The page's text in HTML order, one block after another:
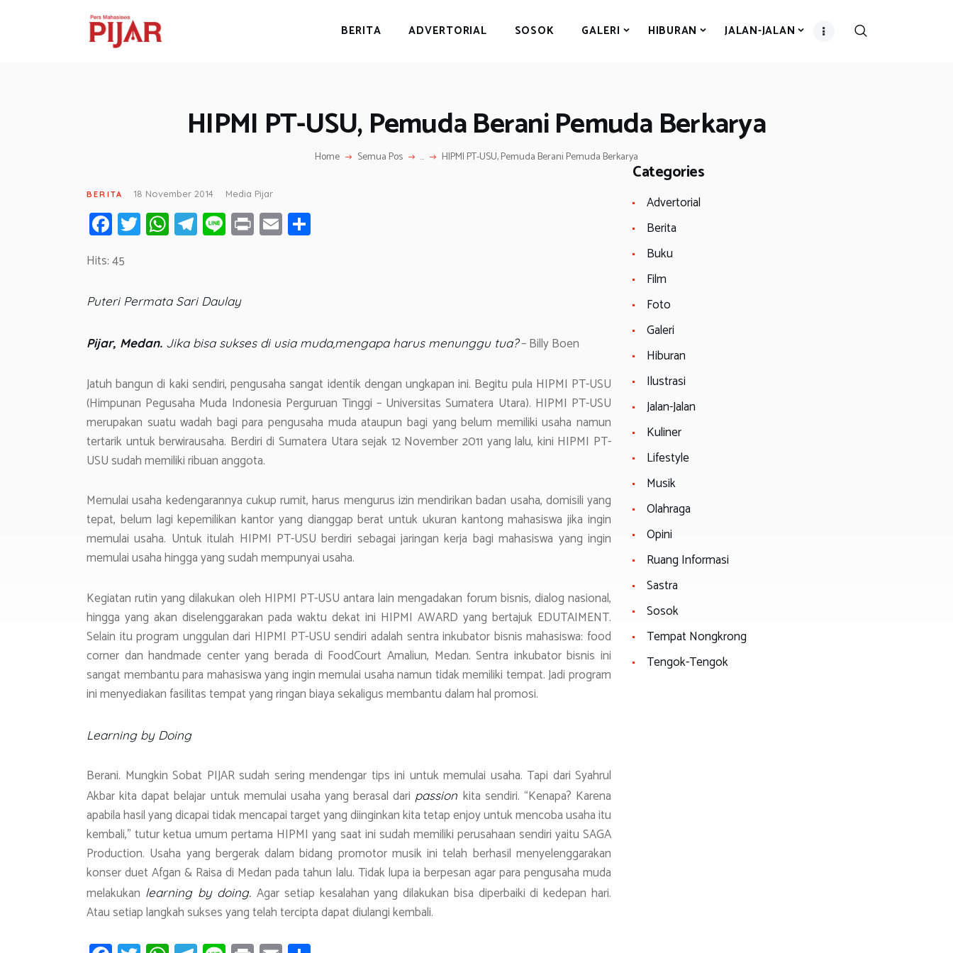
BERITA ADVERTORIAL SOSOK GALERI HIBURAN JALAN-JALAN
HIPMI PT-USU, Pemuda Berani Pemuda Berkarya
Home Semua Pos ... HIPMI PT-USU, Pemuda Berani Pemuda Berkarya
ADVERTORIAL
HIBURAN
JALAN-JALAN
OLAHRAGA
OPINI
BERITA 18 November 2014 Media Pijar
Fa
ce
b
o
ok
T
wi
er
W
h
s
A
p
p
T
el
gr
a
m
Li
n
Pr
in
E
m
Hits: 45
Puteri Permata Sari Daulay
Pijar, Medan. Jika bisa sukses di usia muda,mengapa harus menunggu tua?– Billy Boen
Jatuh bangun di kaki sendiri, pengusaha sangat identik dengan ungkapan ini. Begitu pula HIPMI PT-USU
(Himpunan Pegusaha Muda Indonesia Perguruan Tinggi – Universitas Sumatera Utara). HIPMI PT-USU
merupakan suatu wadah bagi para pengusaha muda ataupun bagi yang belum memiliki usaha namun
tertarik untuk berwirausaha. Berdiri di Sumatera Utara sejak 12 November 2011 yang lalu, kini HIPMI PT-
USU sudah memiliki ribuan anggota.
Memulai usaha kedengarannya cukup rumit, harus mengurus izin mendirikan badan usaha, domisili yang
tepat, belum lagi kepemilikan kantor yang dianggap berat untuk ukuran kantong mahasiswa jika ingin
memulai usaha. Untuk itulah HIPMI PT-USU berdiri sebagai jaringan kerja bagi mahasiswa yang ingin
memulai usaha hingga yang sudah mempunyai usaha.
Kegiatan rutin yang dilakukan oleh HIPMI PT-USU antara lain mengadakan forum bisnis, dialog nasional,
hingga yang akan diselenggarakan pada waktu dekat ini HIPMI AWARD yang bertajuk EDUTAIMENT.
Selain itu program unggulan dari HIPMI PT-USU sendiri adalah sentra inkubator bisnis mahasiswa: food
corner dan handmade center yang berada di FoodCourt Amaliun, Medan. Sentra inkubator bisnis ini
sangat membantu para mahasiswa yang ingin memulai usaha namun tidak memiliki tempat. Jadi program
ini menyediakan fasilitas tempat yang ringan biaya sekaligus membantu dalam hal promosi.
Learning by Doing
Berani. Mungkin Sobat PIJAR sudah sering mendengar tips ini untuk memulai usaha. Tapi dari Syahrul
Akbar kita dapat belajar untuk memulai usaha yang berasal daripassion kita sendiri. “Kenapa? Karena
apabila hasil yang dicapai tidak mencapai target yang diinginkan kita tetap enjoy untuk mencoba usaha itu
kembali,” tutur ketua umum pertama HIPMI yang saat ini sudah memiliki perusahaan sendiri yaitu SAGA
Production. Usaha yang bergerak dalam bidang promotor musik ini telah berhasil menyelenggarakan
konser duet Afgan & Raisa di Medan pada tahun lalu. Tidak lupa ia berpesan agar para pengusaha muda
melakukan learning by doing.Agar setiap kesalahan yang dilakukan bisa diperbaiki di kedepan hari.
Atau setiap langkah sukses yang telah tercipta dapat diulangi kembali.
Categories
Advertorial
Berita
Buku
Film
Foto
Galeri
Hiburan
Ilustrasi
Jalan-Jalan
Kuliner
Lifestyle
Musik
Olahraga
Opini
Ruang Informasi
Sastra
Sosok
Tempat Nongkrong
Tengok-Tengok